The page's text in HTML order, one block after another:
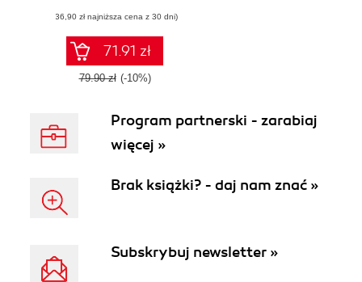
(36,90 zł najniższa cena z 30 dni)
71.91 zł
79.90 zł (-10%)
Program partnerski - zarabiaj
więcej »
Brak książki? - daj nam znać »
Subskrybuj newsletter »